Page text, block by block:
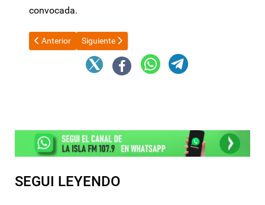
convocada.
Artículo anterior: Bento inmobiliaria: los locales comerciales
Anterior Artículo siguiente: Energía más barata de noche:
Siguiente
SEGUI LEYENDO